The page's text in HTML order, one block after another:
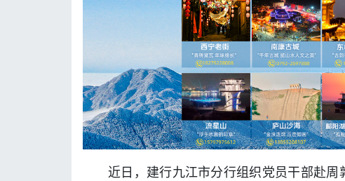
近日，建行九江市分行组织党员干部赴